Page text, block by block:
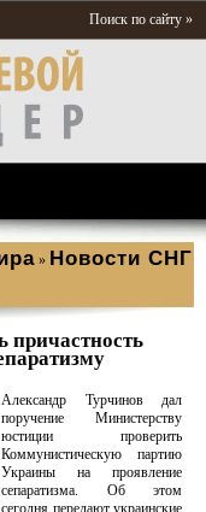
Поиск по сайту »
» Новости СНГ
причастность
Александр Турчинов дал
поручение Министерству
юстиции проверить
Коммунистическую партию
Украины на проявление
сепаратизма. Об этом
сегодня передают украинские